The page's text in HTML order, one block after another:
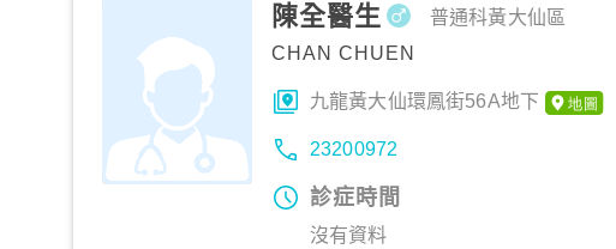
陳全醫生
CHAN CHUEN
普通科黃大仙區
九龍黃大仙環鳳街56A地下
23200972
診症時間
沒有資料